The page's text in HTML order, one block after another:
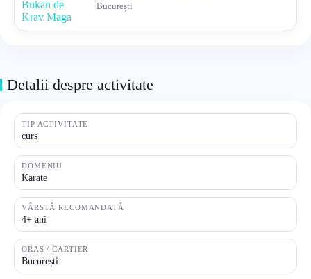
București
Detalii despre activitate
TIP ACTIVITATE
curs
DOMENIU
Karate
VÂRSTĂ RECOMANDATĂ
4+ ani
ORAȘ / CARTIER
București